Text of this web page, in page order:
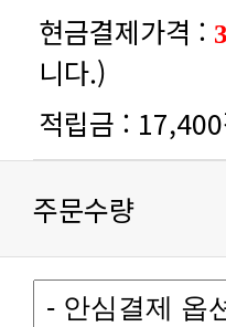
현금결제가격 :
니다.)
적립금 :
주문수량